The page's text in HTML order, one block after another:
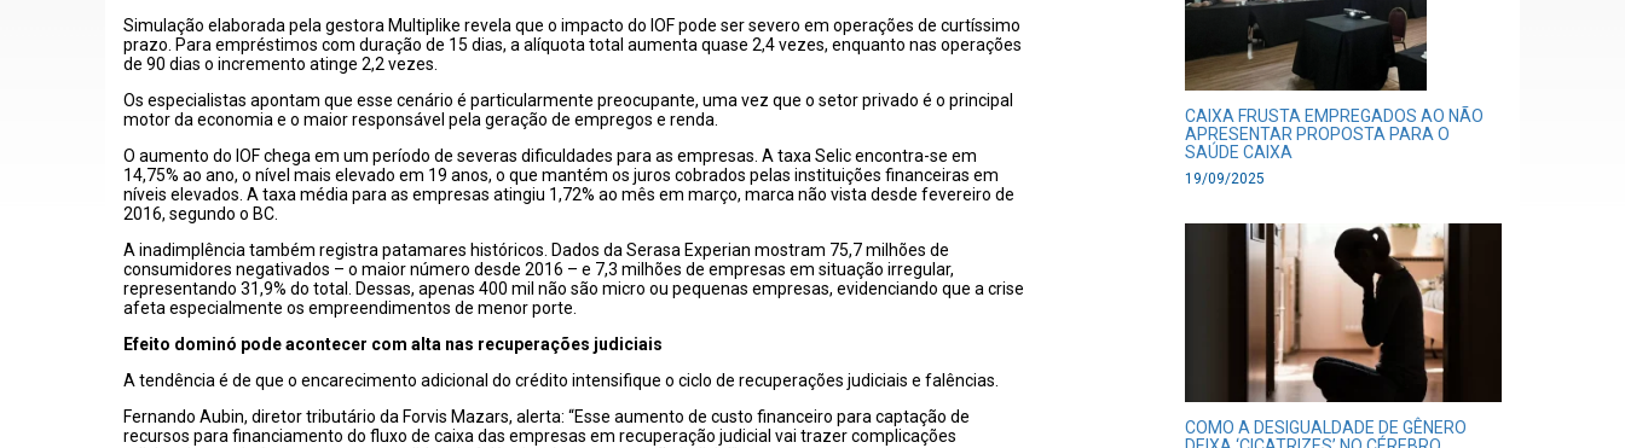
Simulação elaborada pela gestora Multiplike revela que o impacto do IOF pode ser severo em operações de curtíssimo
prazo. Para empréstimos com duração de 15 dias, a alíquota total aumenta quase 2,4 vezes, enquanto nas operações
de 90 dias o incremento atinge 2,2 vezes.
Os especialistas apontam que esse cenário é particularmente preocupante, uma vez que o setor privado é o principal
motor da economia e o maior responsável pela geração de empregos e renda.
O aumento do IOF chega em um período de severas dificuldades para as empresas. A taxa Selic encontra-se em
14,75% ao ano, o nível mais elevado em 19 anos, o que mantém os juros cobrados pelas instituições financeiras em
níveis elevados. A taxa média para as empresas atingiu 1,72% ao mês em março, marca não vista desde fevereiro de
2016, segundo o BC.
A inadimplência também registra patamares históricos. Dados da Serasa Experian mostram 75,7 milhões de
consumidores negativados – o maior número desde 2016 – e 7,3 milhões de empresas em situação irregular,
representando 31,9% do total. Dessas, apenas 400 mil não são micro ou pequenas empresas, evidenciando que a crise
afeta especialmente os empreendimentos de menor porte.
Efeito dominó pode acontecer com alta nas recuperações judiciais
A tendência é de que o encarecimento adicional do crédito intensifique o ciclo de recuperações judiciais e falências.
Fernando Aubin, diretor tributário da Forvis Mazars, alerta: “Esse aumento de custo financeiro para captação de
recursos para financiamento do fluxo de caixa das empresas em recuperação judicial vai trazer complicações
CAIXA FRUSTA EMPREGADOS AO NÃO
APRESENTAR PROPOSTA PARA O
SAÚDE CAIXA
19/09/2025
COMO A DESIGUALDADE DE GÊNERO